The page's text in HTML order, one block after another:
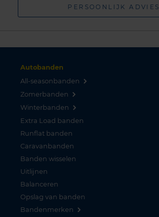
PERSOONLIJK ADVIES
Autobanden
All-seasonbanden
Zomerbanden
Winterbanden
Extra Load banden
Runflat banden
Caravanbanden
Banden wisselen
Uitlijnen
Balanceren
Opslag van banden
Bandenmerken